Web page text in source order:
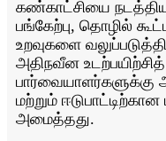
கண்காட்சியை
பங்கேற்பு, தொழில்
உறவுகளை
அதிநவீன
பார்வையாளர்களுக்கு
மற்றும்
அமைத்தது.